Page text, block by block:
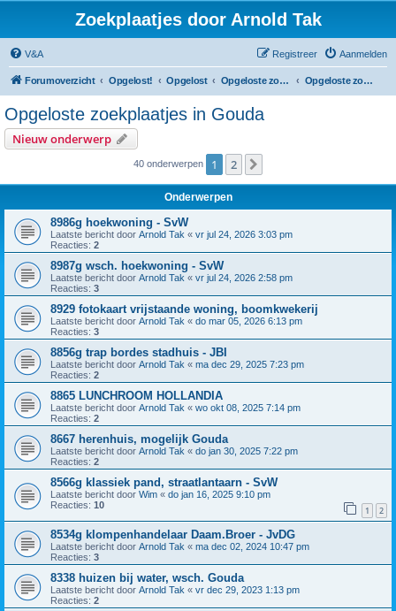
Zoekplaatjes door Arnold Tak
V&A Aanmelden
Registreer
Forumoverzicht Opgelost! Opgelost Opgeloste zoekplaatjes in Zuid-Holland Opgeloste zoekplaatjes in Gouda
Opgeloste zoekplaatjes in Gouda
Nieuw onderwerp
40 onderwerpen 1 2
Onderwerpen
8986g hoekwoning - SvW
Laatste bericht door Arnold Tak « vr jul 24, 2026 3:03 pm
Reacties: 2
8987g wsch. hoekwoning - SvW
Laatste bericht door Arnold Tak « vr jul 24, 2026 2:58 pm
Reacties: 3
8929 fotokaart vrijstaande woning, boomkwekerij
Laatste bericht door Arnold Tak « do mar 05, 2026 6:13 pm
Reacties: 3
8856g trap bordes stadhuis - JBI
Laatste bericht door Arnold Tak « ma dec 29, 2025 7:23 pm
Reacties: 2
8865 LUNCHROOM HOLLANDIA
Laatste bericht door Arnold Tak « wo okt 08, 2025 7:14 pm
Reacties: 2
8667 herenhuis, mogelijk Gouda
Laatste bericht door Arnold Tak « do jan 30, 2025 7:22 pm
Reacties: 2
8566g klassiek pand, straatlantaarn - SvW
Laatste bericht door Wim « do jan 16, 2025 9:10 pm
Reacties: 10 1 2
8534g klompenhandelaar Daam.Broer - JvDG
Laatste bericht door Arnold Tak « ma dec 02, 2024 10:47 pm
Reacties: 3
8338 huizen bij water, wsch. Gouda
Laatste bericht door Arnold Tak « vr dec 29, 2023 1:13 pm
Reacties: 2